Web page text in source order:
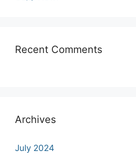
Recent Comments
Archives
July 2024